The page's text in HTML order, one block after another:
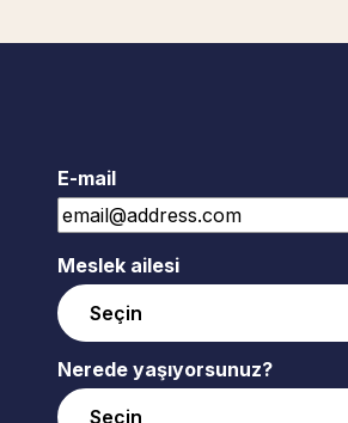
E-mail
Meslek ailesi
Nerede yaşıyorsunuz?